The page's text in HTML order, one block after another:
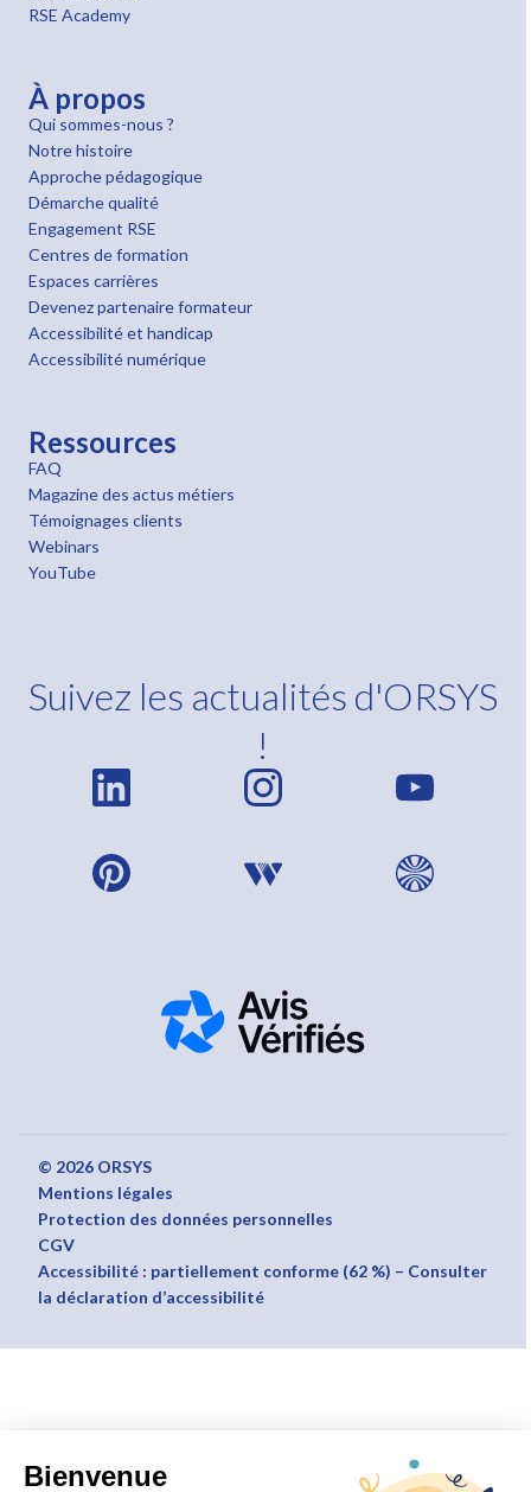
Bienvenue
RSE Academy
À propos
Qui sommes-nous ?
Notre histoire
Approche pédagogique
Démarche qualité
Engagement RSE
Centres de formation
Espaces carrières
Devenez partenaire formateur
Accessibilité et handicap
Accessibilité numérique
Ressources
FAQ
Magazine des actus métiers
Témoignages clients
Webinars
YouTube
Suivez les actualités d'ORSYS
!
© 2026 ORSYS
Mentions légales
Protection des données personnelles
CGV
Accessibilité : partiellement conforme (62 %) – Consulter
la déclaration d’accessibilité